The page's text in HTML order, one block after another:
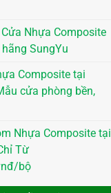
Nhựa Composite
SungYu
Composite tại
cửa phòng bền,
Nhựa Composite tại
Từ
bộ